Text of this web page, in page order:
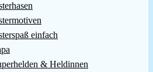
einfach
& Heldinnen